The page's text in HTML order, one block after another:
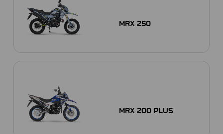
MRX 250
MRX 200 PLUS